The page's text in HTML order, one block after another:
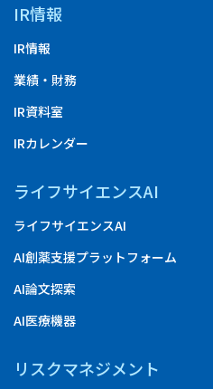
IR情報
IR情報
業績・財務
IR資料室
IRカレンダー
ライフサイエンスAI
ライフサイエンスAI
AI創薬支援プラットフォーム
AI論文探索
AI医療機器
リスクマネジメント